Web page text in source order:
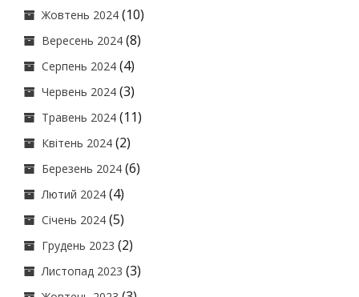
Жовтень 2024 (10)
Вересень 2024 (8)
Серпень 2024 (4)
Червень 2024 (3)
Травень 2024 (11)
Квітень 2024 (2)
Березень 2024 (6)
Лютий 2024 (4)
Січень 2024 (5)
Грудень 2023 (2)
Листопад 2023 (3)